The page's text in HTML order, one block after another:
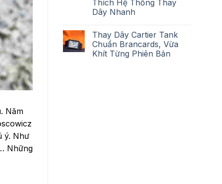
Năm
ý. Như
Những
Thích Hệ Thống Thay
Dây Nhanh
Thay Dây Cartier Tank
Chuẩn Brancards, Vừa
Khít Từng Phiên Bản